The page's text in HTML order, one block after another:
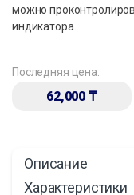
можно
индикатора.
Последняя цена:
62,000 ₸
Описание
Характеристики